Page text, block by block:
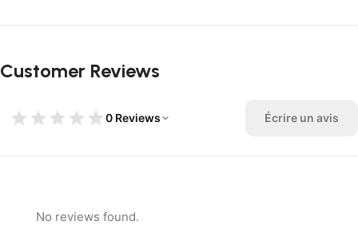
Customer Reviews
0 Reviews Écrire un avis
No reviews found.